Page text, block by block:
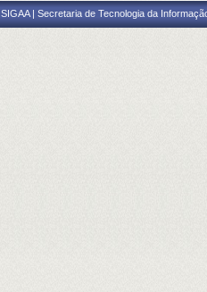
SIGAA | Secretaria de Tecnologia da